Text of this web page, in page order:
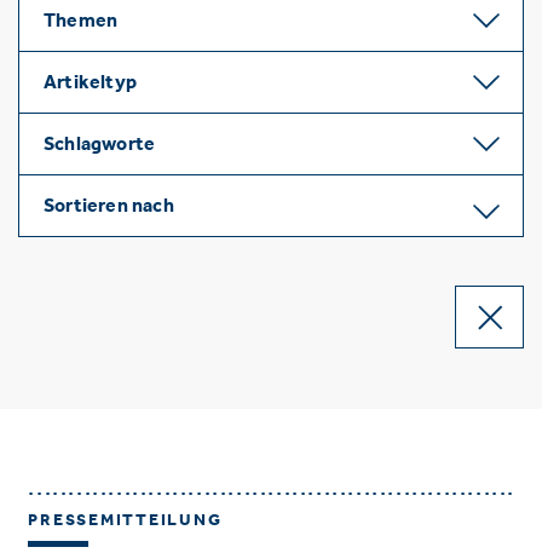
Themen
Artikeltyp
Schlagworte
Sortieren nach
PRESSEMITTEILUNG